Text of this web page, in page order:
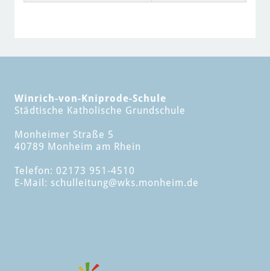
Winrich-von-Kniprode-Schule
Städtische Katholische Grundschule
Monheimer Straße 5
40789 Monheim am Rhein
Telefon: 02173 951-4510
E-Mail: schulleitung@wks.monheim.de